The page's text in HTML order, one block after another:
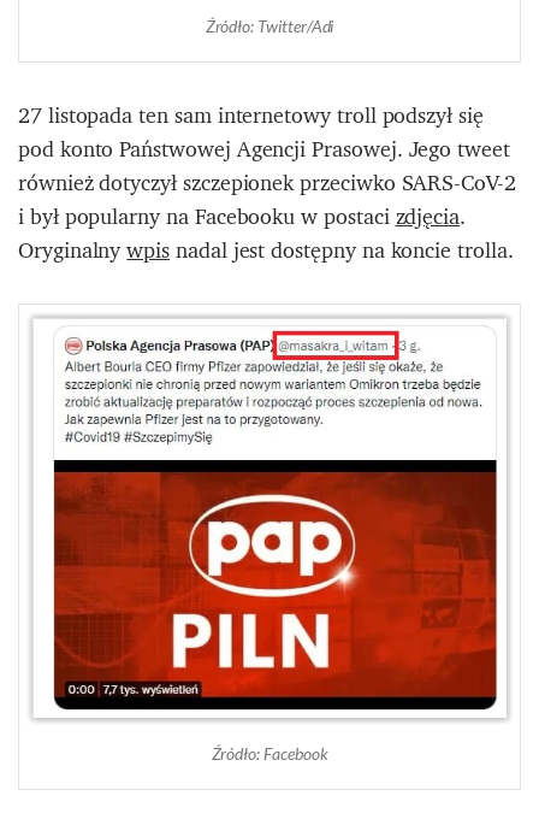
Źródło: Twitter/Adi
27 listopada ten sam internetowy troll podszył się
pod konto Państwowej Agencji Prasowej. Jego tweet
również dotyczył szczepionek przeciwko SARS-CoV-2
i był popularny na Facebooku w postacizdjęcia.
Oryginalnywpisnadal jest dostępny na koncie trolla.
Źródło: Facebook